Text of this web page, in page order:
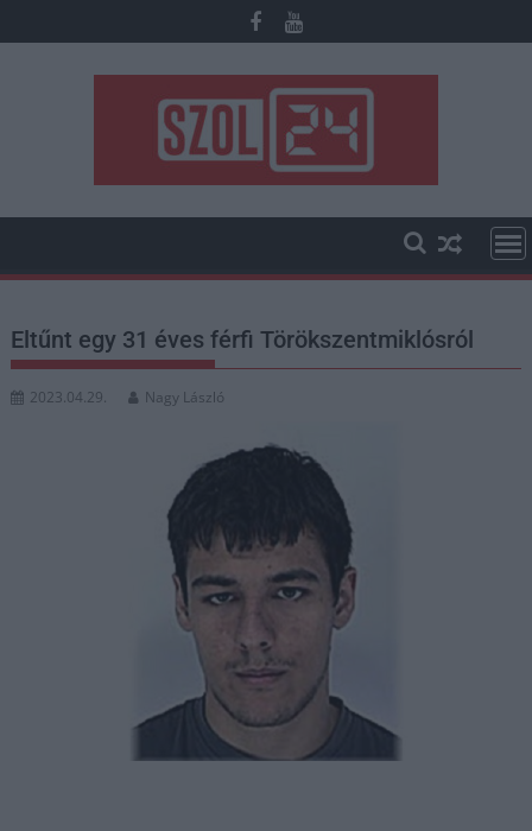
to
Eltűnt egy 31 éves férfi Törökszentmiklósról
2023.04.29. Nagy László